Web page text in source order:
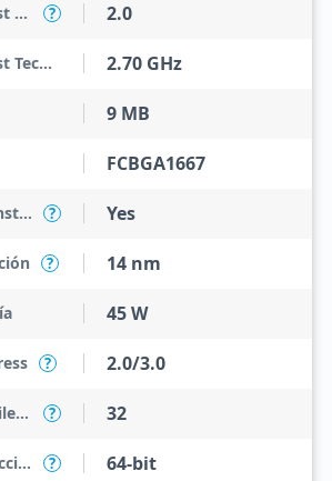
Intel Turbo Boost Technology ? 2.0
Intel Turbo Boost Technology 2.0 Frequency 2.70 GHz
9 MB
FCBGA1667
Intel AES New Instructions ? Yes
? 14 nm
45 W
? 2.0/3.0
Número de carriles PCI Express ? 32
Conjunto instrucciones ? 64-bit